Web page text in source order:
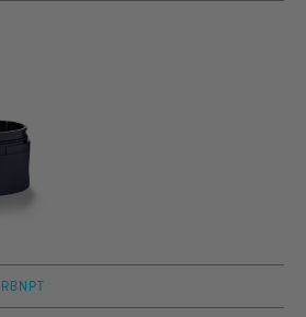
RBNPT